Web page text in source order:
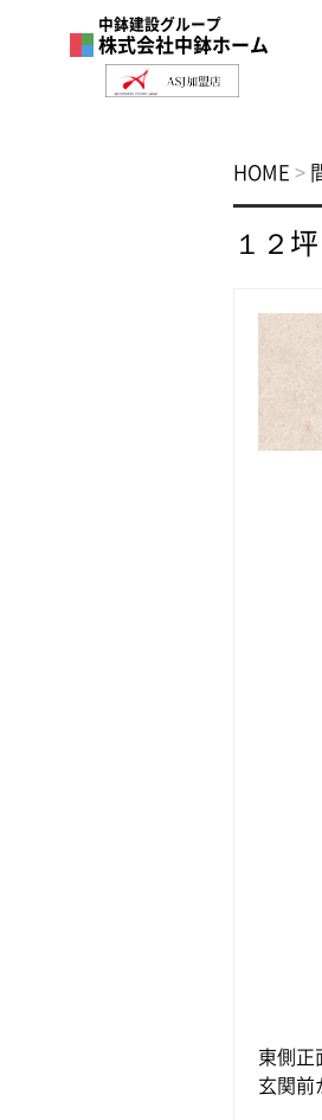
中鉢建設グループ
株式会社中鉢ホーム
HOME >
１２
東側正
玄関前